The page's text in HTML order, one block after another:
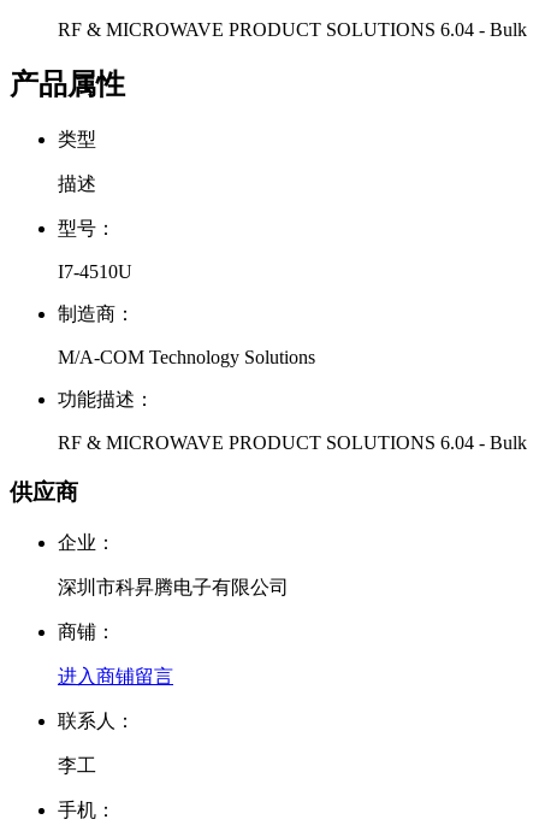
RF & MICROWAVE PRODUCT SOLUTIONS 6.04 - Bulk
产品属性
类型
描述
型号：
I7-4510U
制造商：
M/A-COM Technology Solutions
功能描述：
RF & MICROWAVE PRODUCT SOLUTIONS 6.04 - Bulk
供应商
企业：
深圳市科昇腾电子有限公司
商铺：
进入商铺留言
联系人：
李工
手机：